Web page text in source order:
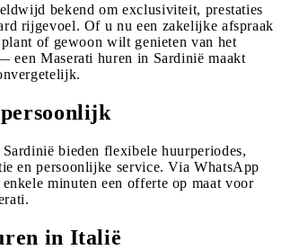
bekend om exclusiviteit, prestaties
rijgevoel. Of u nu een zakelijke afspraak
of gewoon wilt genieten van het
een Maserati huren in Sardinië maakt
bieden flexibele huurperiodes,
en persoonlijke service. Via WhatsApp
minuten een offerte op maat voor
in Italië